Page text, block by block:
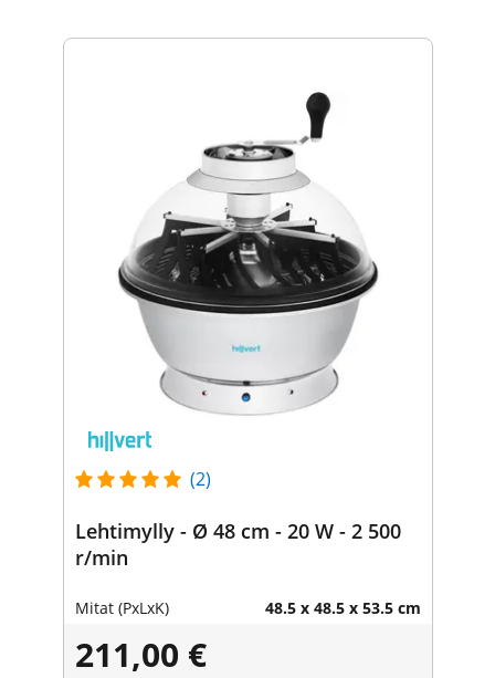
(2)
Lehtimylly - Ø 48 cm - 20 W - 2 500
r/min
Mitat (PxLxK) 48.5 x 48.5 x 53.5 cm
211,00 €